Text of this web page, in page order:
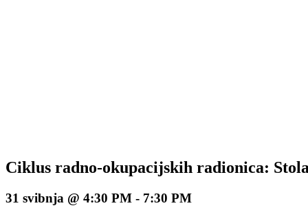
Ciklus radno-okupacijskih radionica:
31 svibnja @ 4:30 PM - 7:30 PM